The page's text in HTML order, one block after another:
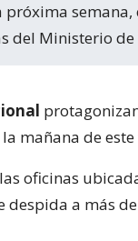
del Ministerio de
mañana de este
oficinas
despida a más